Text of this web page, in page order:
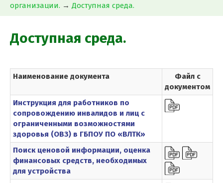
организации. → Доступная среда.
Доступная среда.
Наименование документа
Файл с
документом
Инструкция для работников по
сопровождению инвалидов и лиц с
ограниченными возможностями
здоровья (ОВЗ) в ГБПОУ ПО «ВЛТК»
Поиск ценовой информации, оценка
финансовых средств, необходимых
для устройства